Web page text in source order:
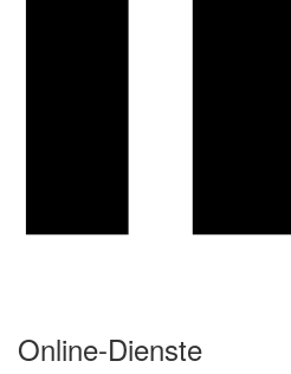
Online-Dienste